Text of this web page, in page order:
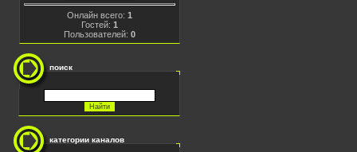
Онлайн всего: 1
Гостей: 1
Пользователей: 0
поиск
категории каналов